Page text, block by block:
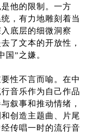
他的限制。一方
，有力地雕刻着当
底层的细微洞察
了文本的开放性，
”之嫌。
性不言而喻。在中
音乐作为自己作品
叙事和推动情绪，
创造主题曲、片尾
传唱一时的流行音